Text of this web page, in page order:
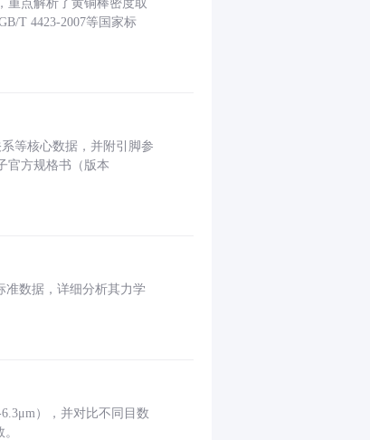
重点解析了黄铜棒密度取
T 4423-2007等国家标
等核心数据，并附引脚参
官方规格书（版本
准数据，详细分析其力学
），并对比不同目数